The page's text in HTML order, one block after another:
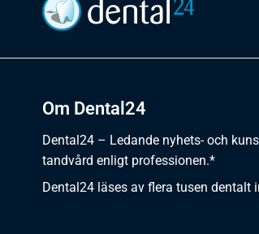
Om Dental24
Dental24 – Ledande nyhets- och
tandvård enligt professionen.*
Dental24 läses av flera tusen dentalt
Dental24 erbjuder yrkesverksamma